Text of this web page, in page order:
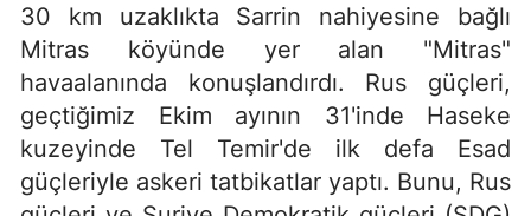
30 km uzaklıkta Sarrin nahiyesine bağlı
Mitras köyünde yer alan "Mitras"
havaalanında konuşlandırdı. Rus güçleri,
geçtiğimiz Ekim ayının 31'inde Haseke
kuzeyinde Tel Temir'de ilk defa Esad
güçleriyle askeri tatbikatlar yaptı. Bunu, Rus